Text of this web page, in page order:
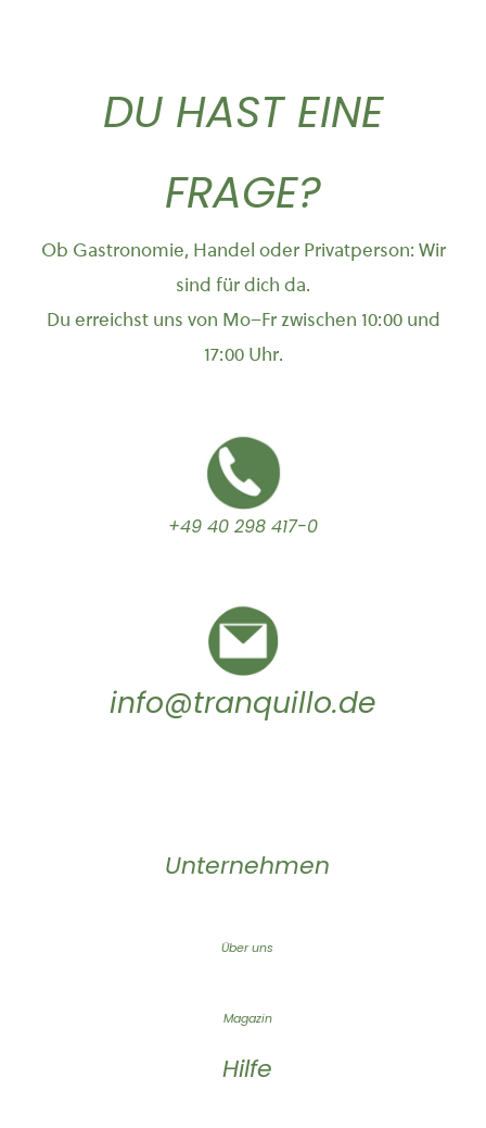
DU HAST EINE
FRAGE?
Ob Gastronomie, Handel oder Privatperson: Wir
sind für dich da.
Du erreichst uns von Mo–Fr zwischen 10:00 und
17:00 Uhr.
+49 40 298 417-0
info@tranquillo.de
Unternehmen
Über uns
Magazin
Hilfe